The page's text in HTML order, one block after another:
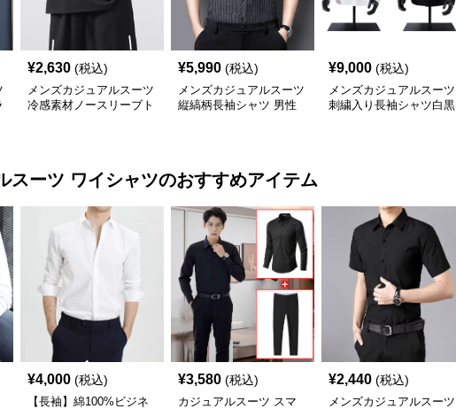
¥2,630 (税込)
メンズカジュアルスーツ
冷感素材ノースリーブト
¥5,990 (税込)
メンズカジュアルスーツ
縦縞柄長袖シャツ 男性
¥9,000 (税込)
メンズカジュアルスーツ
刺繍入り長袖シャツ白黒
スーツ ワイシャツのおすすめアイテム
¥4,000 (税込)
【長袖】綿100%ビジネ
¥3,580 (税込)
カジュアルスーツ スマ
¥2,440 (税込)
メンズカジュアルスーツ